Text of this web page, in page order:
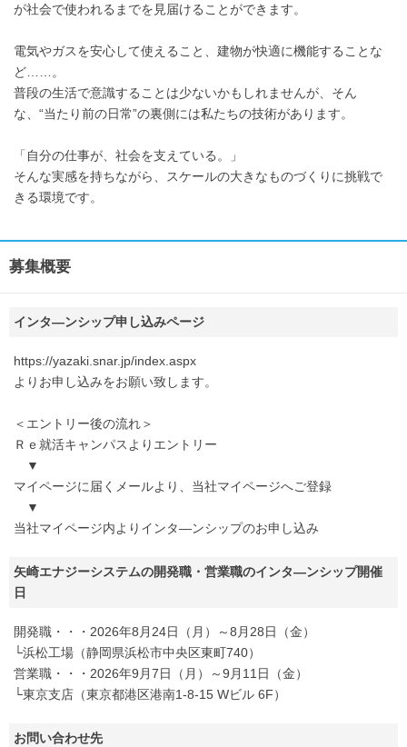
が社会で使われるまでを見届けることができます。
電気やガスを安心して使えること、建物が快適に機能することな
ど……。
普段の生活で意識することは少ないかもしれませんが、そん
な、“当たり前の日常”の裏側には私たちの技術があります。
「自分の仕事が、社会を支えている。」
そんな実感を持ちながら、スケールの大きなものづくりに挑戦で
きる環境です。
募集概要
インタ―ンシップ申し込みページ
https://yazaki.snar.jp/index.aspx
よりお申し込みをお願い致します。
＜エントリー後の流れ＞
Ｒｅ就活キャンパスよりエントリー
▼
マイページに届くメールより、当社マイページへご登録
▼
当社マイページ内よりインタ―ンシップのお申し込み
矢崎エナジーシステムの開発職・営業職のインタ―ンシップ開催
日
開発職・・・2026年8月24日（月）～8月28日（金）
└浜松工場（静岡県浜松市中央区東町740）
営業職・・・2026年9月7日（月）～9月11日（金）
└東京支店（東京都港区港南1-8-15 Wビル 6F）
お問い合わせ先